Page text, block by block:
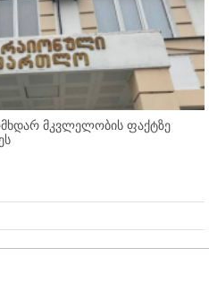
მკვლელობის ფაქტზე